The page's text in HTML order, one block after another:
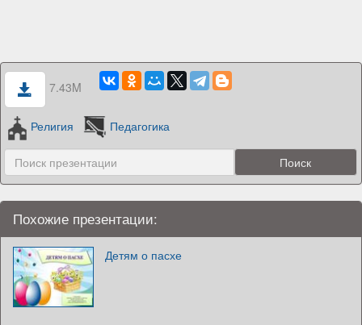
7.43M
Религия Педагогика
Похожие презентации:
Детям о пасхе